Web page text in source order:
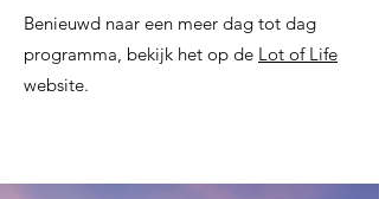
Benieuwd naar een meer dag tot dag
programma, bekijk het op de Lot of Life
website.